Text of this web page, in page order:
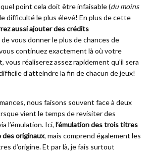
point cela doit être infaisable (du moins
difficulté le plus élevé! En plus de cette
aussi ajouter des crédits
vous donner le plus de chances de
continuez exactement là où votre
vous réaliserez assez rapidement qu’il sera
d’atteindre la fin de chacun de jeux!
nous faisons souvent face à deux
vient le temps de revisiter des
l’émulation. Ici, l’émulation des trois titres
originaux, mais comprend également les
d’origine. Et par là, je fais surtout